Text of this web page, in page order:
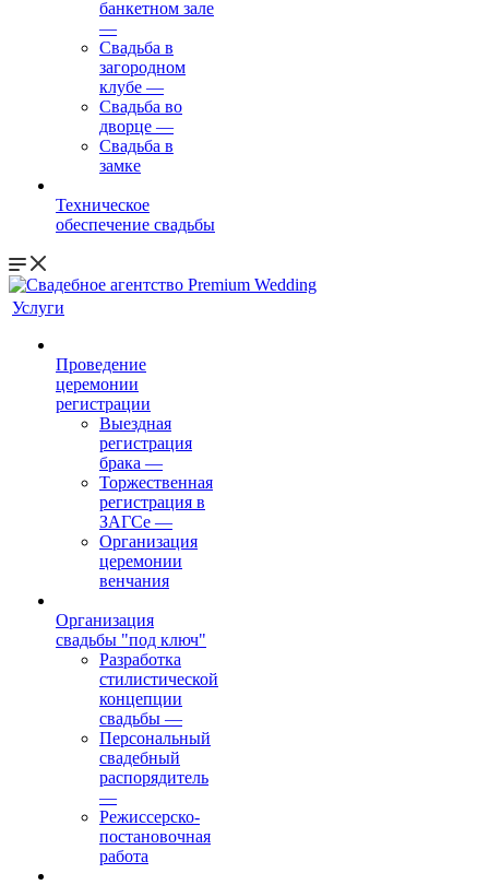
банкетном зале
—
Свадьба в
загородном
клубе —
Свадьба во
дворце —
Свадьба в
замке
Техническое
обеспечение свадьбы
Услуги
Проведение
церемонии
регистрации
Выездная
регистрация
брака —
Торжественная
регистрация в
ЗАГСе —
Организация
церемонии
венчания
Организация
свадьбы "под ключ"
Разработка
стилистической
концепции
свадьбы —
Персональный
свадебный
распорядитель
—
Режиссерско-
постановочная
работа